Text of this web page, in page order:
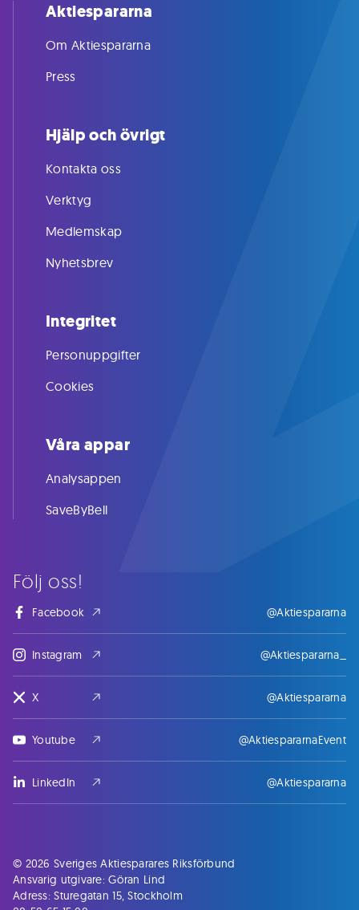
Följ oss!
Facebook @Aktiespararna
Instagram @Aktiespararna_
X @Aktiespararna
Youtube @AktiespararnaEvent
LinkedIn @Aktiespararna
Aktiespararna
Om Aktiespararna
Press
Hjälp och övrigt
Kontakta oss
Verktyg
Medlemskap
Nyhetsbrev
Integritet
Personuppgifter
Cookies
Våra appar
Analysappen
SaveByBell
© 2026 Sveriges Aktiesparares Riksförbund
Ansvarig utgivare: Göran Lind
Adress: Sturegatan 15, Stockholm